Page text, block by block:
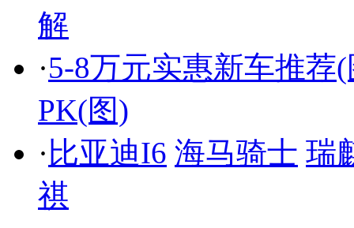
解
·5-8万元实惠新车推荐
PK(图)
· 比亚迪I6 海马骑士 瑞
祺